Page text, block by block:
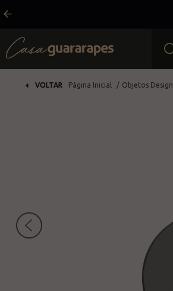
VOLTAR Objetos Design
BUSCADOS